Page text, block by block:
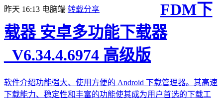
昨天 16:13 电脑端 转载分享
FDM下
载器 安卓多功能下载器
_V6.34.4.6974 高级版
软件介绍功能强大、使用方便的 Android 下载管理器。其高速
下载能力、稳定性和丰富的功能使其成为用户首选的下载工